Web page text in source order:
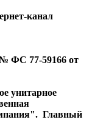
канал
ФС 77-59166 от
унитарное
Главный